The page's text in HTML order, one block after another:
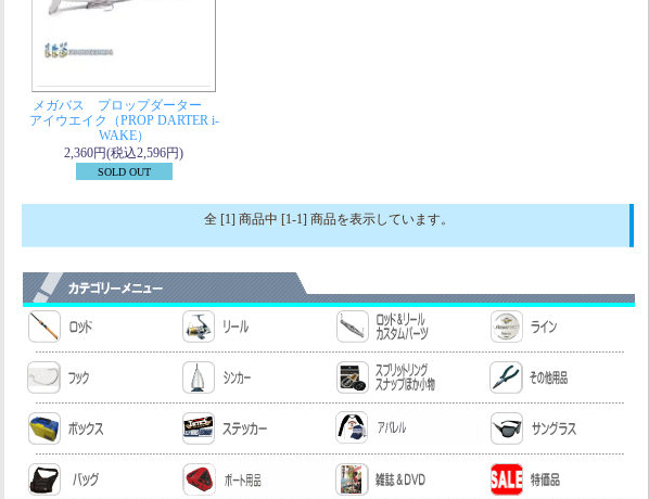
メガバス プロップダーター
アイウエイク（PROP DARTER i-
WAKE）
2,360円(税込2,596円)
SOLD OUT
全 [1] 商品中 [1-1] 商品を表示しています。